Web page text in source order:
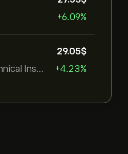
+6.09%
Universal Technical Institut
29.05‎$‎
+4.23%